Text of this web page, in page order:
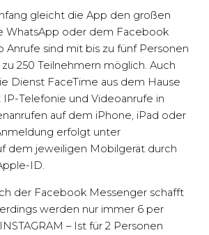
gleicht die App den großen
WhatsApp oder dem Facebook
Anrufe sind mit bis zu fünf Personen
250 Teilnehmern möglich. Auch
Dienst FaceTime aus dem Hause
Telefonie und Videoanrufe in
auf dem iPhone, iPad oder
erfolgt unter
dem jeweiligen Mobilgerät durch
ID.
der Facebook Messenger schafft
werden nur immer 6 per
– Ist für 2 Personen